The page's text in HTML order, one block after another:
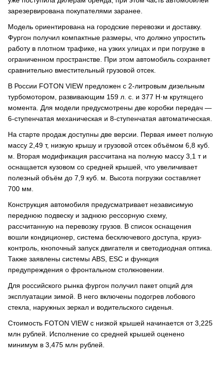
зарезервирована покупателями заранее.
Модель ориентирована на городские перевозки и доставку.
Фургон получил компактные размеры, что должно упростить
работу в плотном трафике, на узких улицах и при погрузке в
ограниченном пространстве. При этом автомобиль сохраняет
сравнительно вместительный грузовой отсек.
В России FOTON VIEW предложен с 2-литровым дизельным
турбомотором, развивающим 159 л. с. и 377 Н·м крутящего
момента. Для модели предусмотрены две коробки передач —
6-ступенчатая механическая и 8-ступенчатая автоматическая.
На старте продаж доступны две версии. Первая имеет полную
массу 2,49 т, низкую крышу и грузовой отсек объёмом 6,8 куб.
м. Вторая модификация рассчитана на полную массу 3,1 т и
оснащается кузовом со средней крышей, что увеличивает
полезный объём до 7,9 куб. м. Высота погрузки составляет
700 мм.
Конструкция автомобиля предусматривает независимую
переднюю подвеску и заднюю рессорную схему,
рассчитанную на перевозку грузов. В список оснащения
вошли кондиционер, система бесключевого доступа, круиз-
контроль, кнопочный запуск двигателя и светодиодная оптика.
Также заявлены системы ABS, ESC и функция
предупреждения о фронтальном столкновении.
Для российского рынка фургон получил пакет опций для
эксплуатации зимой. В него включены подогрев лобового
стекла, наружных зеркал и водительского сиденья.
Стоимость FOTON VIEW с низкой крышей начинается от 3,225
млн рублей. Исполнение со средней крышей оценено
минимум в 3,475 млн рублей.